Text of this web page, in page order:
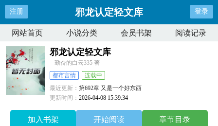
注册 邪龙认定轻文库 登录
网站首页 小说分类 会员书架 阅读记录
邪龙认定轻文库
勤奋的白云335 著
都市言情
连载中
最近更新：第692章 又是一个好东西
更新时间：2026-04-08 15:39:34
加入书架 开始阅读 章节目录